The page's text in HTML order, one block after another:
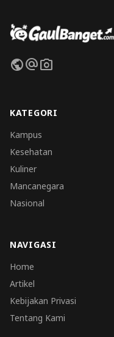
publicalternate_emailphoto_camera
KATEGORI
Kampus
Kesehatan
Kuliner
Mancanegara
Nasional
NAVIGASI
Home
Artikel
Kebijakan Privasi
Tentang Kami